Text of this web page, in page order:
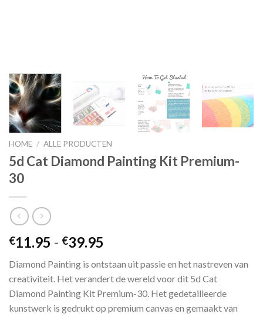
HOME / ALLE PRODUCTEN
5d Cat Diamond Painting Kit Premium-
30
€11.95 - €39.95
tot
€39.95
Diamond Painting is ontstaan ​​uit passie en het nastreven van
creativiteit. Het verandert de wereld voor dit 5d Cat
Diamond Painting Kit Premium-30. Het gedetailleerde
kunstwerk is gedrukt op premium canvas en gemaakt van